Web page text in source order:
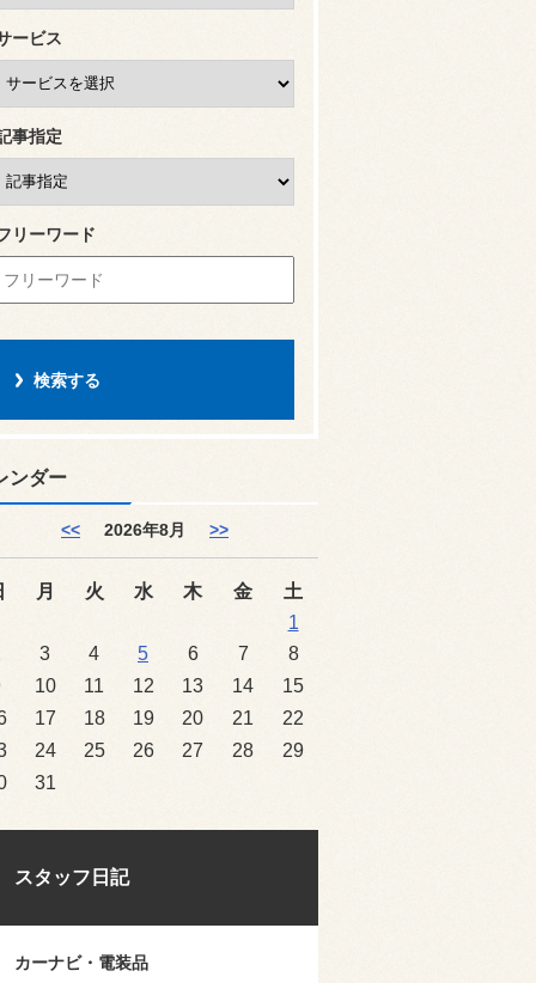
ービス
事指定
リーワード
ンダー
<< 2026年8月 >>
月 火 水 木 金
土
1
3 4 5 6 7
8
10 11 12 13 14
15
17 18 19 20 21
22
24 25 26 27 28
29
31
スタッフ日記
カーナビ・電装品